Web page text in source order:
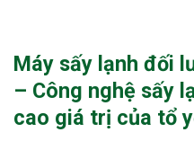
Máy sấy lạnh đối
– Công nghệ sấy
cao giá trị của tổ